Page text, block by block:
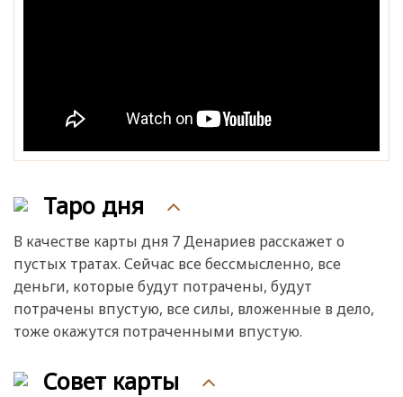
Таро дня
В качестве карты дня 7 Денариев расскажет о
пустых тратах. Сейчас все бессмысленно, все
деньги, которые будут потрачены, будут
потрачены впустую, все силы, вложенные в дело,
тоже окажутся потраченными впустую.
Совет карты